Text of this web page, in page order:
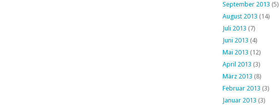
September 2013 (5)
August 2013 (14)
Juli 2013 (7)
Juni 2013 (4)
Mai 2013 (12)
April 2013 (3)
März 2013 (8)
Februar 2013 (3)
Januar 2013 (3)